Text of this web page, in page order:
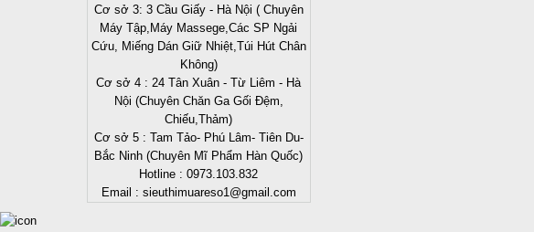
Cơ sở 3: 3 Cầu Giấy - Hà Nội ( Chuyên
Máy Tập,Máy Massege,Các SP Ngải
Cứu, Miếng Dán Giữ Nhiệt,Túi Hút Chân
Không)
Cơ sở 4 : 24 Tân Xuân - Từ Liêm - Hà
Nội (Chuyên Chăn Ga Gối Đệm,
Chiếu,Thảm)
Cơ sở 5 : Tam Tảo- Phú Lâm- Tiên Du-
Bắc Ninh (Chuyên Mĩ Phẩm Hàn Quốc)
Hotline : 0973.103.832
Email : sieuthimuareso1@gmail.com